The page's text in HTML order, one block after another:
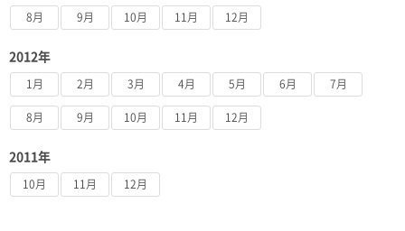
8月 9月 10月 11月 12月
2012年
1月 2月 3月 4月 5月 6月 7月
8月 9月 10月 11月 12月
2011年
10月 11月 12月